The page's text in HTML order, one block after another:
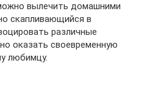
вылечить домашними
скапливающийся в
различные
оказать своевременную
любимцу.